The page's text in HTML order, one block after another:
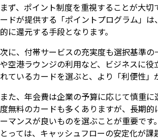
まず、ポイント制度を重視することが大切
ードが提供する「ポイントプログラム」
的に還元する手段となります。
次に、付帯サービスの充実度も選択基準の
や空港ラウンジの利用など、ビジネスに役
れているカードを選ぶと、より「利便性」
また、年会費は企業の予算に応じて慎重に
度無料のカードも多くありますが、長期的
ーマンスが良いものを選ぶことが重要です
とっては、キャッシュフローの安定化が課